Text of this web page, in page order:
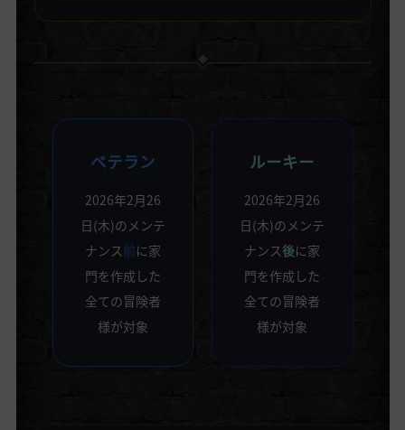
ベテラン
2026年2月26
日(木)のメンテ
ナンス 前に家
門を作成した
全ての冒険者
様が対象
ルーキー
2026年2月26
日(木)のメンテ
ナンス後に家
門を作成した
全ての冒険者
様が対象